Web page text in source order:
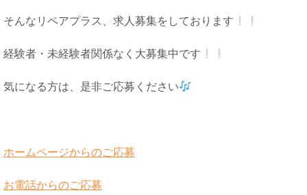
そんなリペアプラス、求人募集をしております
経験者・未経験者関係なく大募集中です
気になる方は、是非ご応募ください
ホームページからのご応募
お電話からのご応募